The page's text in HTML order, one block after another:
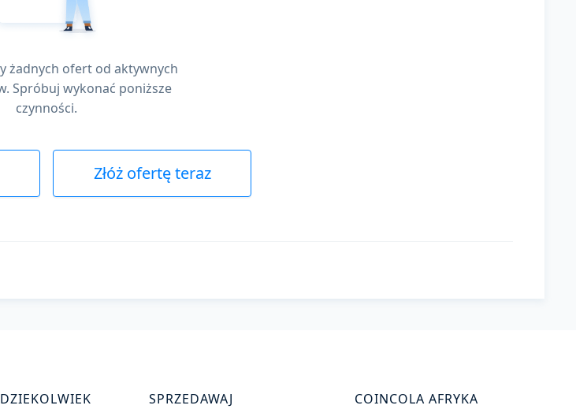
żadnych ofert od aktywnych
Spróbuj wykonać poniższe
czynności.
Złóż ofertę teraz
SPRZEDAWAJ
COINCOLA AFRYKA